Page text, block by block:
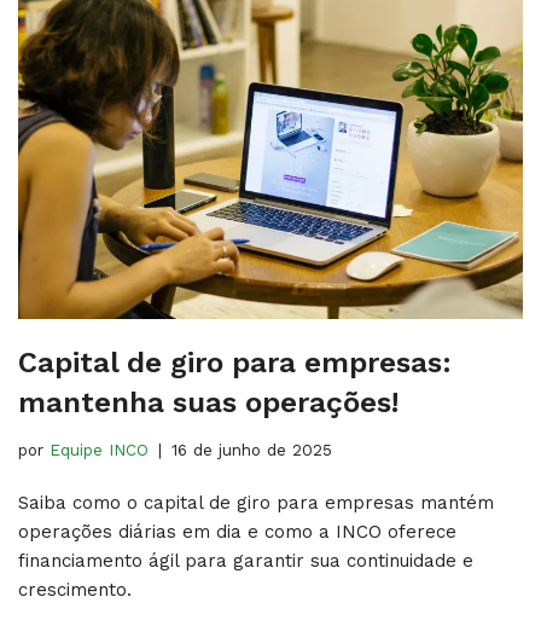
Capital de giro para empresas​:
mantenha suas operações!
por Equipe INCO 16 de junho de 2025
Saiba como o capital de giro para empresas mantém
operações diárias em dia e como a INCO oferece
financiamento ágil para garantir sua continuidade e
crescimento.